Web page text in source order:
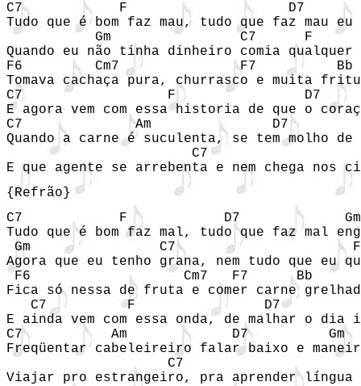
C7            F                    D7
Tudo que é bom faz mau, tudo que faz mau
Gm                C7
Quando eu não tinha dinheiro comia
F6         Cm7               F7          Bb
Tomava cachaça pura, churrasco e muita
C7                  F                D7
E agora vem com essa historia de que o
C7              Am               D7
Quando a carne é suculenta, se tem molho
C7
E que agente se arrebenta e nem chega nos
{Refrão}
C7            F            D7
Tudo que é bom faz mal, tudo que faz mal
Gm                C7
Agora que eu tenho grana, nem tudo que eu
F6                   Cm7   F7      Bb
Fica só nessa de fruta e comer carne
C7          F                D7
E ainda vem com essa onda, de malhar o
C7           Am             D7          Gm
Freqüentar cabeleireiro falar baixo e
C7
Viajar pro estrangeiro, pra aprender língua